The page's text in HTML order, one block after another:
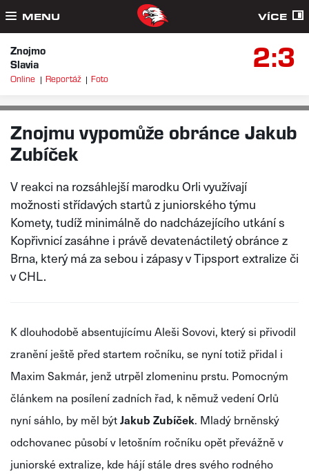
MENU VÍCE
Znojmo
Slavia
2:3
Online Reportáž Foto
VLÁĎA JELEN, FOTO: IVO DOSTÁL
Znojmu vypomůže obránce Jakub
Zubíček
V reakci na rozsáhlejší marodku Orli využívají
možnosti střídavých startů z juniorského týmu
Komety, tudíž minimálně do nadcházejícího utkání s
Kopřivnicí zasáhne i právě devatenáctiletý obránce z
Brna, který má za sebou i zápasy v Tipsport extralize či
v CHL.
K dlouhodobě absentujícímu Aleši Sovovi, který si přivodil
zranění ještě před startem ročníku, se nyní totiž přidal i
Maxim Sakmár, jenž utrpěl zlomeninu prstu. Pomocným
článkem na posílení zadních řad, k němuž vedení Orlů
nyní sáhlo, by měl býtJakub Zubíček. Mladý brněnský
odchovanec působí v letošním ročníku opět převážně v
juniorské extralize, kde hájí stále dres svého rodného